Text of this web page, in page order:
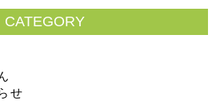
CATEGORY
せ